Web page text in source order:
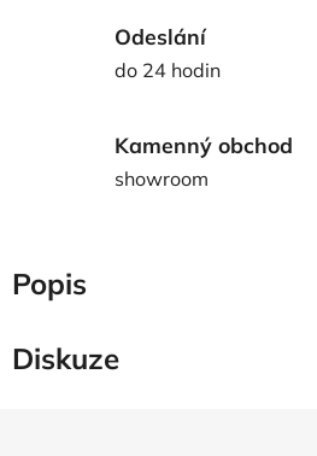
Odeslání
do 24 hodin
Kamenný obchod
showroom
Popis
Diskuze